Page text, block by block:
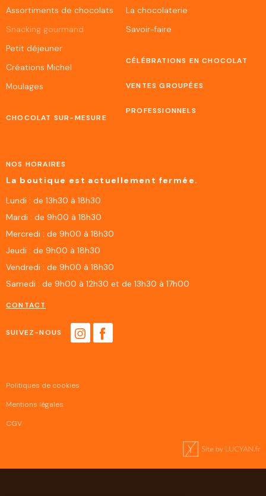
Assortiments de chocolats
Snacking gourmand
Petit déjeuner
Créations Michel
Moulages
CHOCOLAT SUR-MESURE
La chocolaterie
Savoir-faire
CÉLÉBRATIONS EN CHOCOLAT
VENTES GROUPÉES
PROFESSIONNELS
NOS HORAIRES
La boutique est actuellement fermée.
Lundi : de 13h30 à 18h30
Mardi : de 9h00 à 18h30
Mercredi : de 9h00 à 18h30
Jeudi : de 9h00 à 18h30
Vendredi : de 9h00 à 18h30
Samedi : de 9h00 à 12h30 et de 13h30 à 17h00
CONTACT
SUIVEZ-NOUS
Politiques de cookies
Mentions légales
CGV